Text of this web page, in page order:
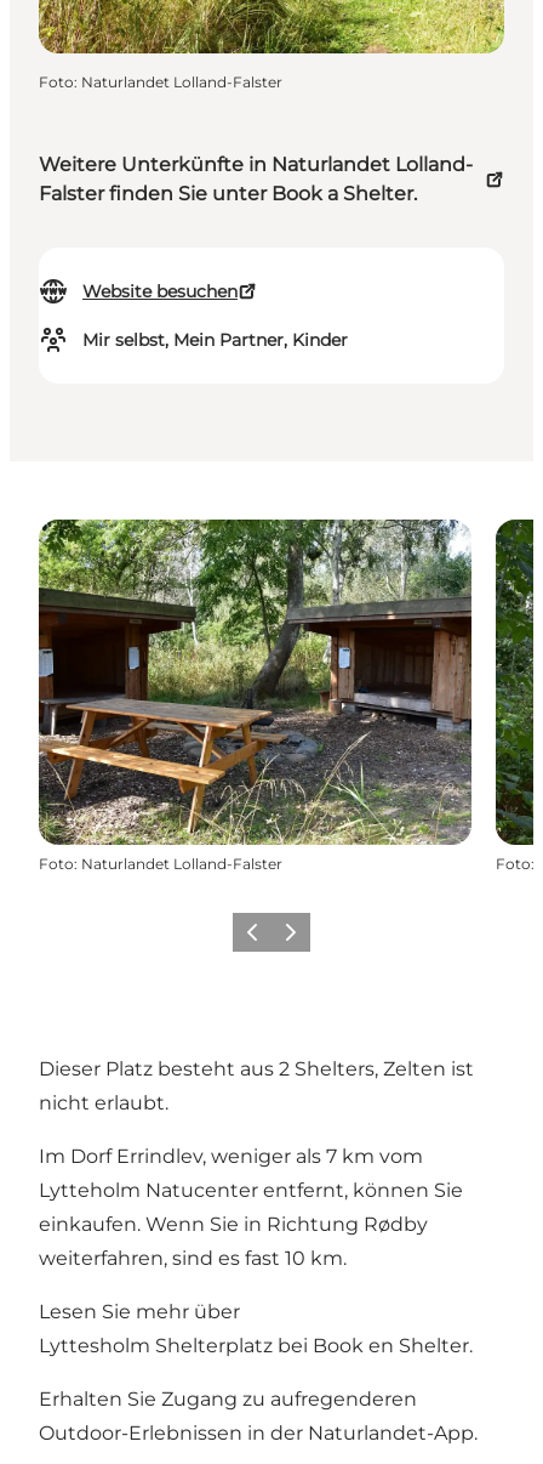
Weitere Unterkünfte in Naturlandet Lolland-
Falster finden Sie unter Book a Shelter.
Website besuchen
Mir selbst, Mein Partner, Kinder
Foto: Naturlandet Lolland-Falster
Foto: Naturlandet Lolland-Falster Foto:
ZurückWeiter
Dieser Platz besteht aus 2 Shelters, Zelten ist
nicht erlaubt.
Im Dorf Errindlev, weniger als 7 km vom
Lytteholm Natucenter entfernt, können Sie
einkaufen. Wenn Sie in Richtung Rødby
weiterfahren, sind es fast 10 km.
Lesen Sie mehr über
Lyttesholm Shelterplatz bei Book en Shelter.
Erhalten Sie Zugang zu aufregenderen
Outdoor-Erlebnissen in der Naturlandet-App.